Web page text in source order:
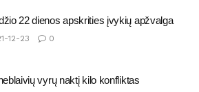
22 dienos apskrities įvykių apžvalga
12-23 0
vyrų naktį kilo konfliktas